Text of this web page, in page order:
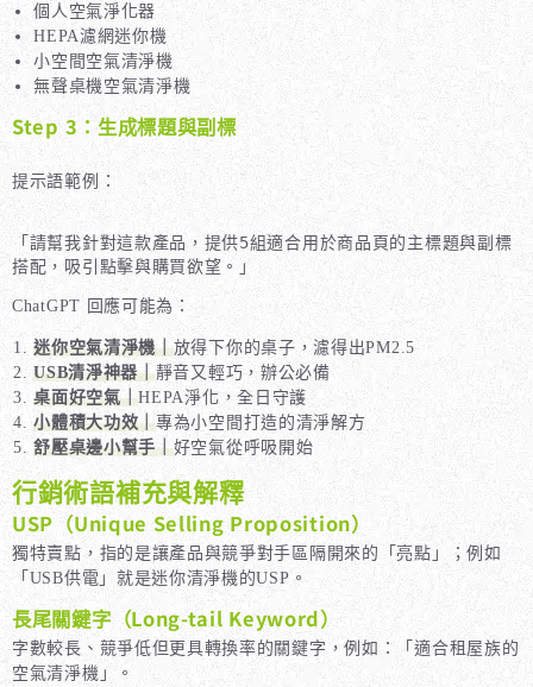
個人空氣淨化器
HEPA濾網迷你機
小空間空氣清淨機
無聲桌機空氣清淨機
Step 3：生成標題與副標
提示語範例：
「請幫我針對這款產品，提供5組適合用於商品頁的主標題與副標
ChatGPT 回應可能為：
迷你空氣清淨機｜放得下你的桌子，濾得出PM2.5
USB清淨神器｜靜音又輕巧，辦公必備
桌面好空氣｜HEPA淨化，全日守護
小體積大功效｜專為小空間打造的清淨解方
舒壓桌邊小幫手｜好空氣從呼吸開始
行銷術語補充與解釋
USP（Unique Selling Proposition）
獨特賣點，指的是讓產品與競爭對手區隔開來的「亮點」；例如
「USB供電」就是迷你清淨機的USP。
長尾關鍵字（Long-tail Keyword）
字數較長、競爭低但更具轉換率的關鍵字，例如：「適合租屋族的
空氣清淨機」。